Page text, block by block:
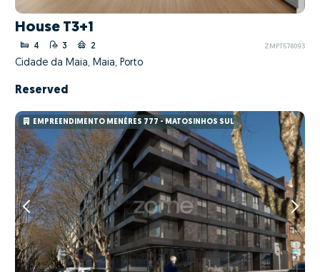
House T3+1
4 3 2 ZMPT578093
Cidade da Maia, Maia, Porto
Reserved
EMPREENDIMENTO MENÉRES 777 - MATOSINHOS SUL